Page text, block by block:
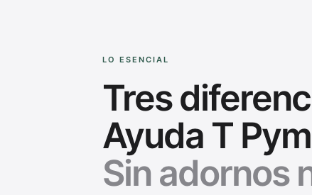
LO ESENCIAL
Tres
Ayuda T
Sin adornos